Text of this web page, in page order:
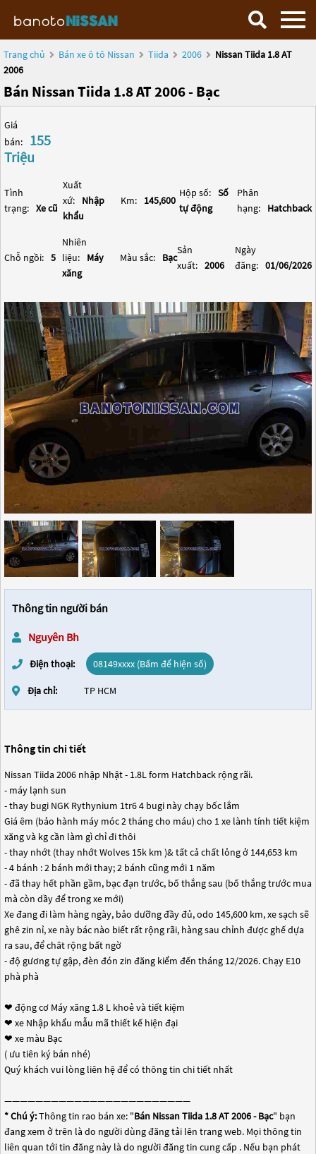
Trang chủ Bán xe ô tô Nissan Tiida 2006
Nissan Tiida 1.8 AT
2006
Bán Nissan Tiida 1.8 AT 2006 - Bạc
Giá
bán:
155
Triệu
Tình
trạng: Xe cũ
Xuất
xứ:
Nhập
khẩu
Km: 145,600
Hộp số: Số
tự động
Phân
hạng:
Hatchback
Chỗ ngồi: 5
Nhiên
liệu:
Máy
xăng
Màu sắc: Bạc
Sản
xuất: 2006
Ngày
đăng: 01/06/2026
Thông tin người bán
Nguyên Bh
Điện thoại: 08149xxxx (Bấm để hiện số)
Địa chỉ: TP HCM
Thông tin chi tiết
Nissan Tiida 2006 nhập Nhật - 1.8L form Hatchback rộng rãi.
- máy lạnh sun
- thay bugi NGK Rythynium 1tr6 4 bugi này chạy bốc lắm
Giá êm (bảo hành máy móc 2 tháng cho máu) cho 1 xe lành tính tiết kiệm
xăng và kg cần làm gì chỉ đi thôi
- thay nhớt (thay nhớt Wolves 15k km )& tất cả chất lỏng ở 144,653 km
- 4 bánh : 2 bánh mới thay; 2 bánh cũng mới 1 năm
- đã thay hết phần gầm, bạc đạn trước, bố thắng sau (bố thắng trước mua
mà còn dầy để trong xe mới)
Xe đang đi làm hàng ngày, bảo dưỡng đầy đủ, odo 145,600 km, xe sạch sẽ
ghê zin nỉ, xe này bác nào biết rất rộng rãi, hàng sau chỉnh được ghế dựa
ra sau, để chât rộng bất ngờ
- độ gương tự gập, đèn đón zin đăng kiểm đến tháng 12/2026. Chạy E10
phà phà
❤ động cơ Máy xăng 1.8 L khoẻ và tiết kiệm
❤ xe Nhập khẩu mẫu mã thiết kế hiện đại
❤ xe màu Bạc
( ưu tiên ký bán nhé)
Quý khách vui lòng liên hệ để có thông tin chi tiết nhất
————————————————————————
* Chú ý:Thông tin rao bán xe: "Bán Nissan Tiida 1.8 AT 2006 - Bạc" bạn
đang xem ở trên là do người dùng đăng tải lên trang web. Mọi thông tin
liên quan tới tin đăng này là do người đăng tin cung cấp . Nếu bạn phát